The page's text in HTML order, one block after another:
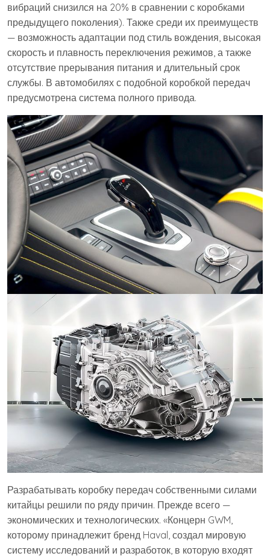
вибраций снизился на 20% в сравнении с коробками
предыдущего поколения). Также среди их преимуществ
— возможность адаптации под стиль вождения, высокая
скорость и плавность переключения режимов, а также
отсутствие прерывания питания и длительный срок
службы. В автомобилях с подобной коробкой передач
предусмотрена система полного привода.
Разрабатывать коробку передач собственными силами
китайцы решили по ряду причин. Прежде всего —
экономических и технологических. «Концерн GWM,
которому принадлежит бренд Haval, создал мировую
систему исследований и разработок, в которую входят